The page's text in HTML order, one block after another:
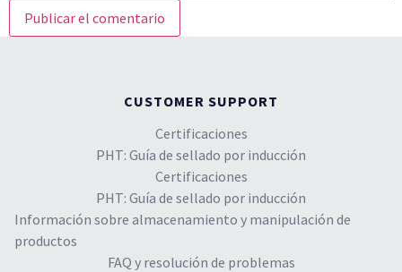
CUSTOMER SUPPORT
Certificaciones
PHT: Guía de sellado por inducción
Certificaciones
PHT: Guía de sellado por inducción
Información sobre almacenamiento y manipulación de
productos
FAQ y resolución de problemas